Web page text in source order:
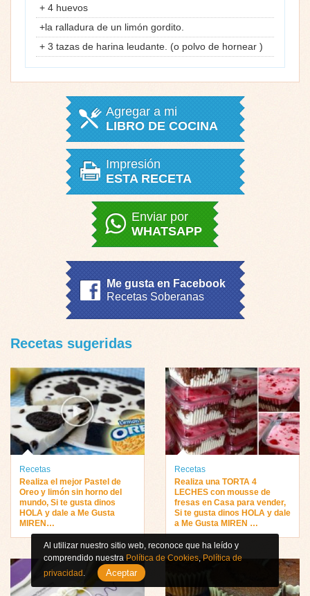
+ 4 huevos
+la ralladura de un limón gordito.
+ 3 tazas de harina leudante. (o polvo de hornear )
Agregar a mi
LIBRO DE COCINA
Impresión
ESTA RECETA
Enviar por
WHATSAPP
Me gusta en Facebook
Recetas Soberanas
Recetas sugeridas
Recetas
Realiza el mejor Pastel de
Oreo y limón sin horno del
mundo, Si te gusta dinos
HOLA y dale a Me Gusta
MIREN…
Recetas
Realiza una TORTA 4
LECHES con mousse de
fresas en Casa para vender,
Si te gusta dinos HOLA y dale
a Me Gusta MIREN …
Al utilizar nuestro sitio web, reconoce que ha leído y
comprendido nuestra Política de Cookies, Política de
privacidad . Aceptar